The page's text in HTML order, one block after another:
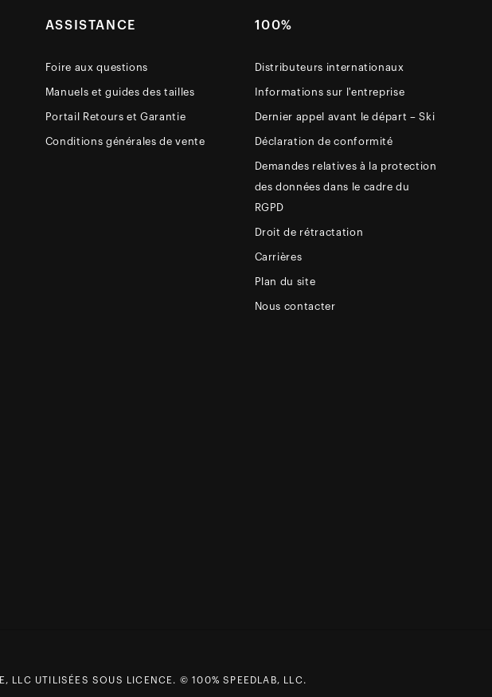
ASSISTANCE
Foire aux questions
Manuels et guides des tailles
Portail Retours et Garantie
Conditions générales de vente
100%
Distributeurs internationaux
Informations sur l'entreprise
Dernier appel avant le départ – Ski
Déclaration de conformité
Demandes relatives à la protection
des données dans le cadre du
RGPD
Droit de rétractation
Carrières
Plan du site
Nous contacter
LLC UTILISÉES SOUS LICENCE. © 100% SPEEDLAB, LLC.